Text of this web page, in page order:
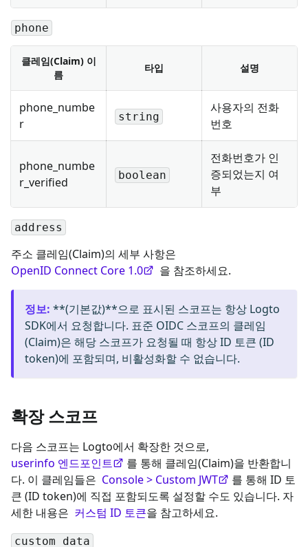
phone
클레임(Claim) 이
름
타입 설명
phone_numbe
r
string
사용자의 전화
번호
phone_numbe
r_verified
boolean
전화번호가 인
증되었는지 여
부
address
주소 클레임(Claim)의 세부 사항은
OpenID Connect Core 1.0
을 참조하세요.
정보: **(기본값)**으로 표시된 스코프는 항상 Logto
SDK에서 요청합니다. 표준 OIDC 스코프의 클레임
(Claim)은 해당 스코프가 요청될 때 항상 ID 토큰 (ID
token)에 포함되며, 비활성화할 수 없습니다.
확장 스코프
다음 스코프는 Logto에서 확장한 것으로,
userinfo 엔드포인트
를 통해 클레임(Claim)을 반환합니
다. 이 클레임들은 Console > Custom JWT
를 통해 ID 토
큰 (ID token)에 직접 포함되도록 설정할 수도 있습니다. 자
세한 내용은 커스텀 ID 토큰을 참고하세요.
custom_data